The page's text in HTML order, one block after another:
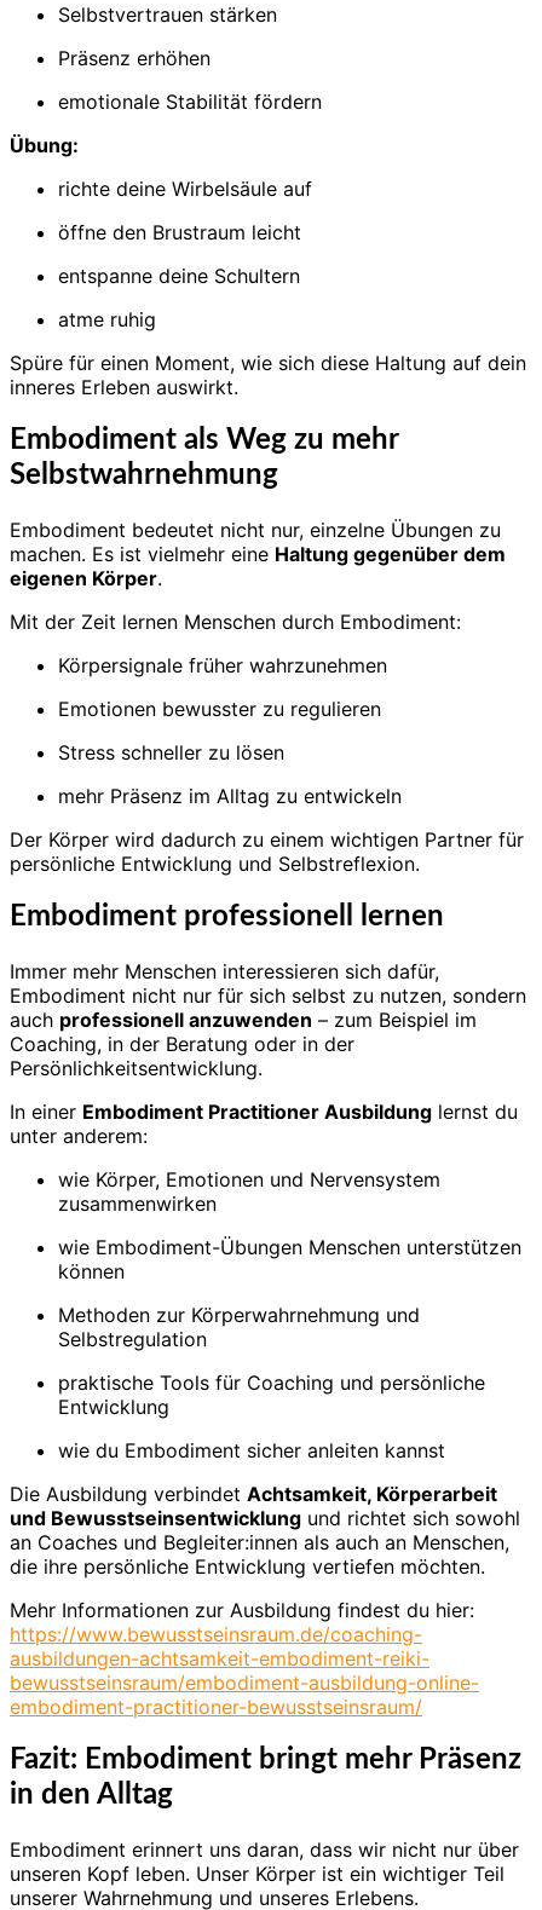
Selbstvertrauen stärken
Präsenz erhöhen
emotionale Stabilität fördern
Übung:
richte deine Wirbelsäule auf
öffne den Brustraum leicht
entspanne deine Schultern
atme ruhig
Spüre für einen Moment, wie sich diese Haltung auf dein
inneres Erleben auswirkt.
Embodiment als Weg zu mehr
Selbstwahrnehmung
Embodiment bedeutet nicht nur, einzelne Übungen zu
machen. Es ist vielmehr eine Haltung gegenüber dem
eigenen Körper.
Mit der Zeit lernen Menschen durch Embodiment:
Körpersignale früher wahrzunehmen
Emotionen bewusster zu regulieren
Stress schneller zu lösen
mehr Präsenz im Alltag zu entwickeln
Der Körper wird dadurch zu einem wichtigen Partner für
persönliche Entwicklung und Selbstreflexion.
Embodiment professionell lernen
Immer mehr Menschen interessieren sich dafür,
Embodiment nicht nur für sich selbst zu nutzen, sondern
auch professionell anzuwenden – zum Beispiel im
Coaching, in der Beratung oder in der
Persönlichkeitsentwicklung.
In einer Embodiment Practitioner Ausbildung lernst du
unter anderem:
wie Körper, Emotionen und Nervensystem
zusammenwirken
wie Embodiment-Übungen Menschen unterstützen
können
Methoden zur Körperwahrnehmung und
Selbstregulation
praktische Tools für Coaching und persönliche
Entwicklung
wie du Embodiment sicher anleiten kannst
Die Ausbildung verbindet Achtsamkeit, Körperarbeit
und Bewusstseinsentwicklung und richtet sich sowohl
an Coaches und Begleiter:innen als auch an Menschen,
die ihre persönliche Entwicklung vertiefen möchten.
Mehr Informationen zur Ausbildung findest du hier:
https://www.bewusstseinsraum.de/coaching-
ausbildungen-achtsamkeit-embodiment-reiki-
bewusstseinsraum/embodiment-ausbildung-online-
embodiment-practitioner-bewusstseinsraum/
Fazit: Embodiment bringt mehr Präsenz
in den Alltag
Embodiment erinnert uns daran, dass wir nicht nur über
unseren Kopf leben. Unser Körper ist ein wichtiger Teil
unserer Wahrnehmung und unseres Erlebens.